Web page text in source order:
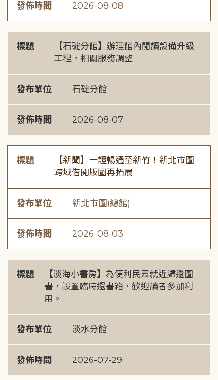
發佈時間 2026-08-08
標題
【石碇分館】辦理館內閱讀設備升級
工程，相關服務調整
發布單位 石碇分館
發佈時間 2026-08-07
標題
【新聞】一證暢通至新竹！新北市圖
跨域借閱版圖再拓展
發布單位 新北市圖(總館)
發佈時間 2026-08-03
標題
【淡海小書房】為便利民眾就近歸還圖
書，設置臨時還書箱，歡迎讀者多加利
用。
發布單位 淡水分館
發佈時間 2026-07-29